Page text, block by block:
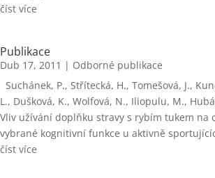
číst více
Publikace
Dub 17, 2011 | Odborné publikace
Suchánek, P., Střítecká, H., Tomešová, J.,
L., Dušková, K., Wolfová, N., Iliopulu, M.,
Vliv užívání doplňku stravy s rybím tukem na
vybrané kognitivní funkce u aktivně
číst více